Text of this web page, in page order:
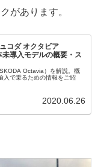
があります。
コダ オクタビア
未導入モデルの概要・ス
Octavia）を解説。概
入で乗るための情報をご紹
2020.06.26